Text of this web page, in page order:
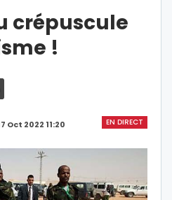
crépuscule
!
EN DIRECT
Oct 2022 11:20